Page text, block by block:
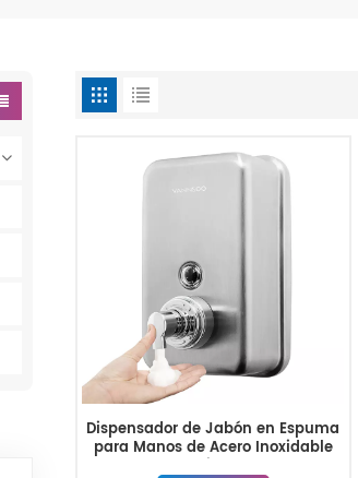
Dispensador de Jabón en Espuma
para Manos de Acero Inoxidable